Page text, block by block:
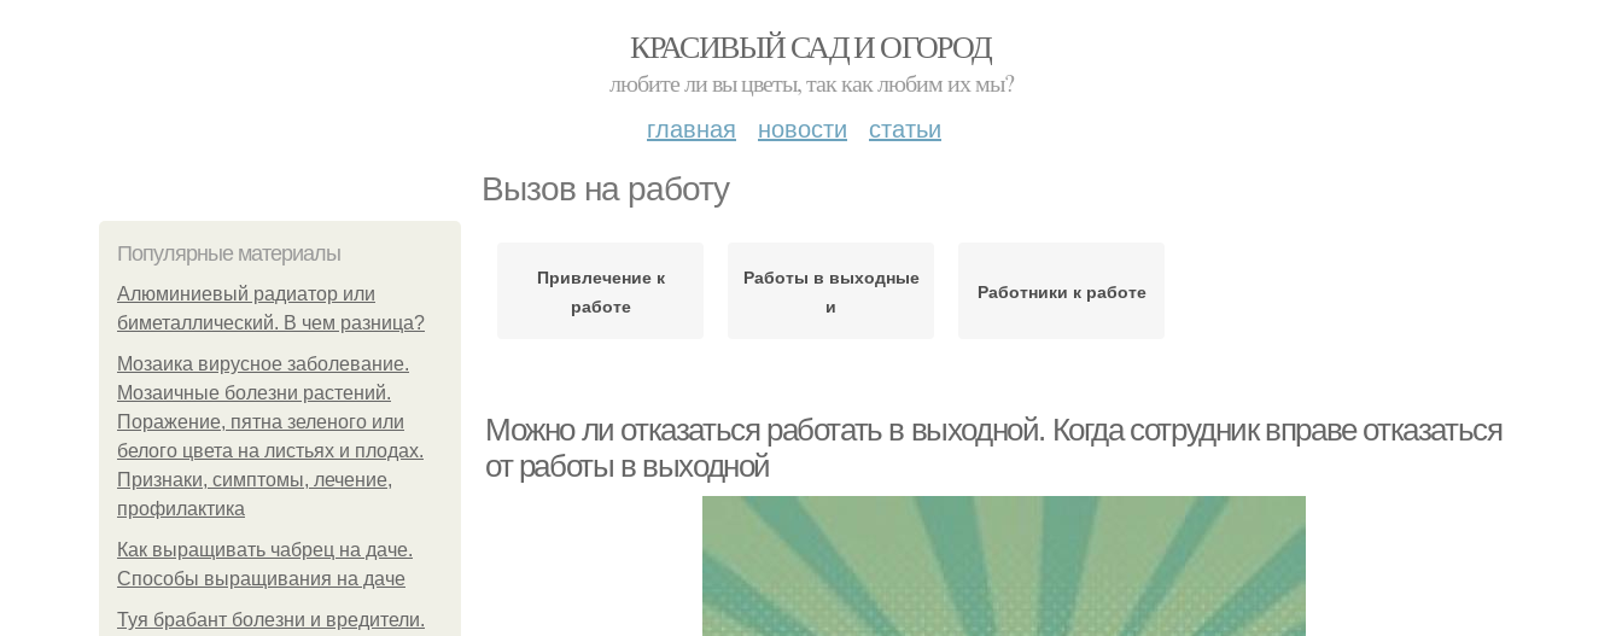
КРАСИВЫЙ САД И ОГОРОД
любите ли вы цветы, так как любим их мы?
главная новости статьи
Вызов на работу
Популярные материалы
Алюминиевый радиатор или
биметаллический. В чем разница?
Мозаика вирусное заболевание.
Мозаичные болезни растений.
Поражение, пятна зеленого или
белого цвета на листьях и плодах.
Признаки, симптомы, лечение,
профилактика
Как выращивать чабрец на даче.
Способы выращивания на даче
Туя брабант болезни и вредители.
Привлечение к
работе
Работы в выходные
и
Работники к работе
Можно ли отказаться работать в выходной. Когда сотрудник вправе отказаться
от работы в выходной